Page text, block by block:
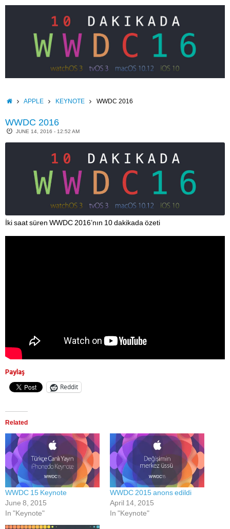
Skip
HOMEAPPLE KEYNOTE WWDC 2016
WWDC 2016
JUNE 14, 2016 - 12:52 AM
İki saat süren WWDC 2016’nın 10 dakikada özeti
Paylaş
Reddit
Related
WWDC 15 Keynote
June 8, 2015
In "Keynote"
WWDC 2015 anons edildi
April 14, 2015
In "Keynote"